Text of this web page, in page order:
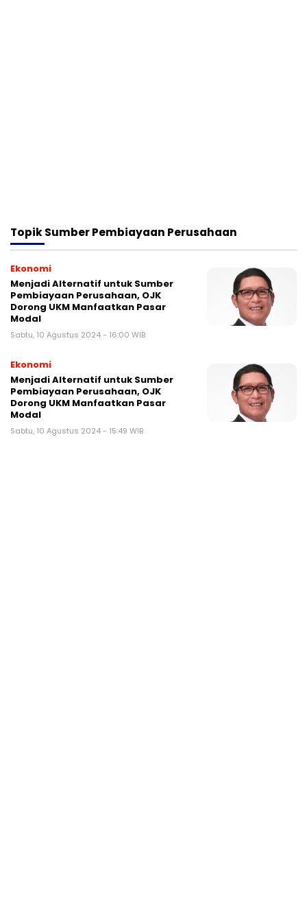
TopikSumber Pembiayaan Perusahaan
Ekonomi
Menjadi Alternatif untuk Sumber
Pembiayaan Perusahaan, OJK
Dorong UKM Manfaatkan Pasar
Modal
Sabtu, 10 Agustus 2024 - 16:00 WIB
Ekonomi
Menjadi Alternatif untuk Sumber
Pembiayaan Perusahaan, OJK
Dorong UKM Manfaatkan Pasar
Modal
Sabtu, 10 Agustus 2024 - 15:49 WIB